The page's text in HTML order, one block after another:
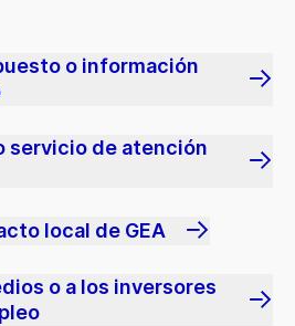
o información
servicio de atención
local de GEA
o a los inversores